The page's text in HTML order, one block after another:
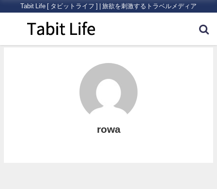
Tabit Life [ タビットライフ ] | 旅欲を刺激するトラベルメディア
rowa